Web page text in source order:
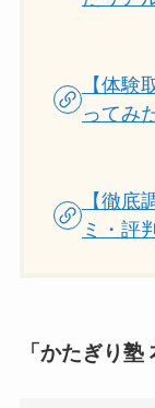
【体験
ってみ
【徹底
ミ・評
「かたぎり